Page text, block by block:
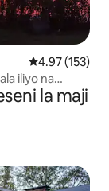
Ukadiriaji wa
4.97 (153)
iliyo na
la maji